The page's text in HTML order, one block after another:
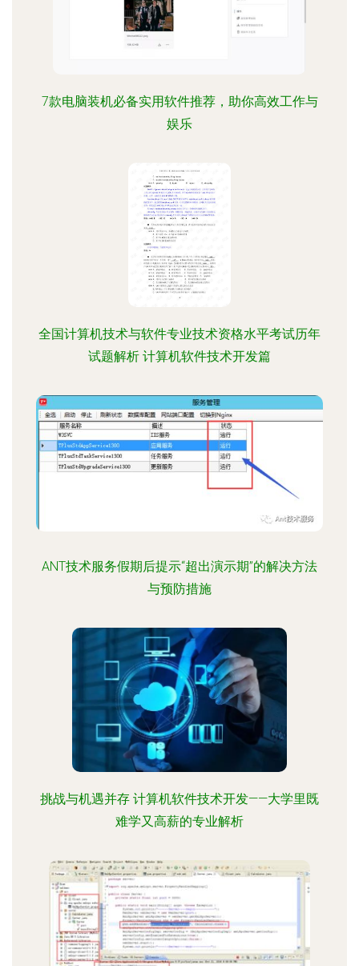
7款电脑装机必备实用软件推荐，助你高效工作与
娱乐
全国计算机技术与软件专业技术资格水平考试历年
试题解析 计算机软件技术开发篇
ANT技术服务假期后提示“超出演示期”的解决方法
与预防措施
挑战与机遇并存 计算机软件技术开发——大学里既
难学又高薪的专业解析